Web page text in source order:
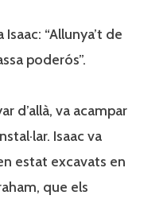
“Allunya’t de
poderós”.
d’allà, va acampar
Isaac va
estat excavats en
que els